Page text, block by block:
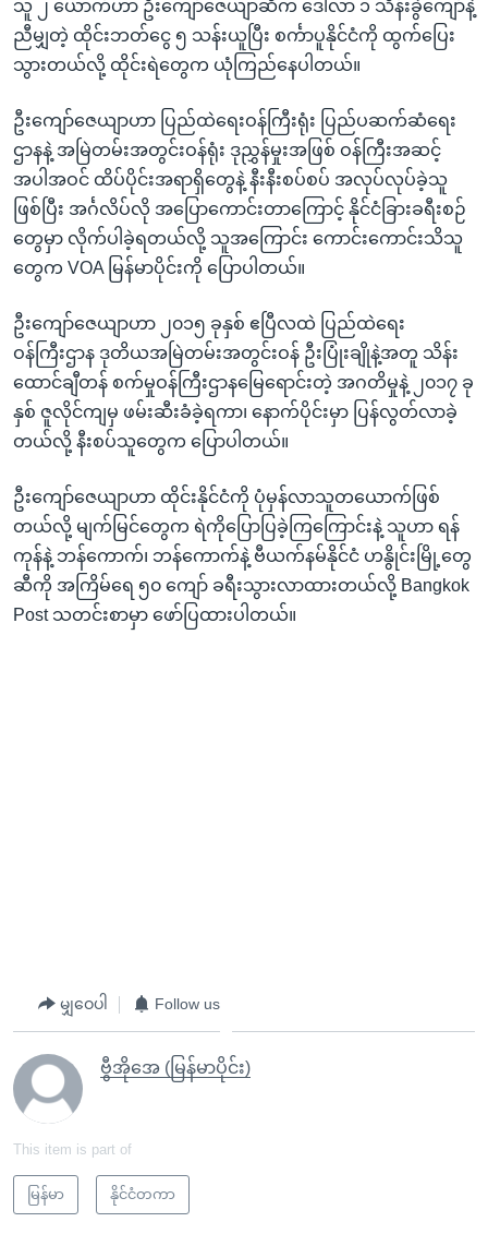
သူ ၂ ယောက်ဟာ ဦးကျော်ဇေယျာဆီက ဒေါ်လာ ၁ သိန်းခွဲကျော်နဲ့
ညီမျှတဲ့ ထိုင်းဘတ်ငွေ ၅ သန်းယူပြီး စင်္ကာပူနိုင်ငံကို ထွက်ပြေး
သွားတယ်လို့ ထိုင်းရဲတွေက ယုံကြည်နေပါတယ်။
ဦးကျော်ဇေယျာဟာ ပြည်ထဲရေးဝန်ကြီးရုံး ပြည်ပဆက်ဆံရေး
ဌာနနဲ့ အမြဲတမ်းအတွင်းဝန်ရုံး ဒုညွှန်မှုးအဖြစ် ဝန်ကြီးအဆင့်
အပါအဝင် ထိပ်ပိုင်းအရာရှိတွေနဲ့ နီးနီးစပ်စပ် အလုပ်လုပ်ခဲ့သူ
ဖြစ်ပြီး အင်္ဂလိပ်လို အပြောကောင်းတာကြောင့် နိုင်ငံခြားခရီးစဉ်
တွေမှာ လိုက်ပါခဲ့ရတယ်လို့ သူအကြောင်း ကောင်းကောင်းသိသူ
တွေက VOA မြန်မာပိုင်းကို ပြောပါတယ်။
ဦးကျော်ဇေယျာဟာ ၂၀၁၅ ခုနှစ် ဧပြီလထဲ ပြည်ထဲရေး
ဝန်ကြီးဌာန ဒုတိယအမြဲတမ်းအတွင်းဝန် ဦးပြုံးချိုနဲ့အတူ သိန်း
ထောင်ချီတန် စက်မှုဝန်ကြီးဌာနမြေရောင်းတဲ့ အဂတိမှုနဲ့ ၂၀၁၇ ခု
နှစ် ဇူလိုင်ကျမှ ဖမ်းဆီးခံခဲ့ရကာ၊ နောက်ပိုင်းမှာ ပြန်လွတ်လာခဲ့
တယ်လို့ နီးစပ်သူတွေက ပြောပါတယ်။
ဦးကျော်ဇေယျာဟာ ထိုင်းနိုင်ငံကို ပုံမှန်လာသူတယောက်ဖြစ်
တယ်လို့ မျက်မြင်တွေက ရဲကိုပြောပြခဲ့ကြကြောင်းနဲ့ သူဟာ ရန်
ကုန်နဲ့ ဘန်ကောက်၊ ဘန်ကောက်နဲ့ ဗီယက်နမ်နိုင်ငံ ဟနွိုင်းမြို့တွေ
ဆီကို အကြိမ်ရေ ၅၀ ကျော် ခရီးသွားလာထားတယ်လို့ Bangkok
Post သတင်းစာမှာ ဖော်ပြထားပါတယ်။
မျှဝေပါ Follow us
ဗွီအိုအေ (မြန်မာပိုင်း)
This item is part of
မြန်မာ နိုင်ငံတကာ